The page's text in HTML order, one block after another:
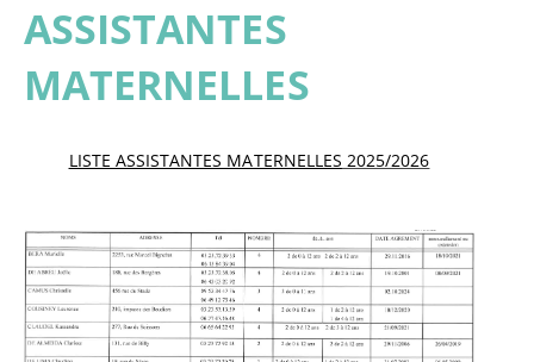
ASSISTANTES
MATERNELLES
LISTE ASSISTANTES MATERNELLES 2025/2026